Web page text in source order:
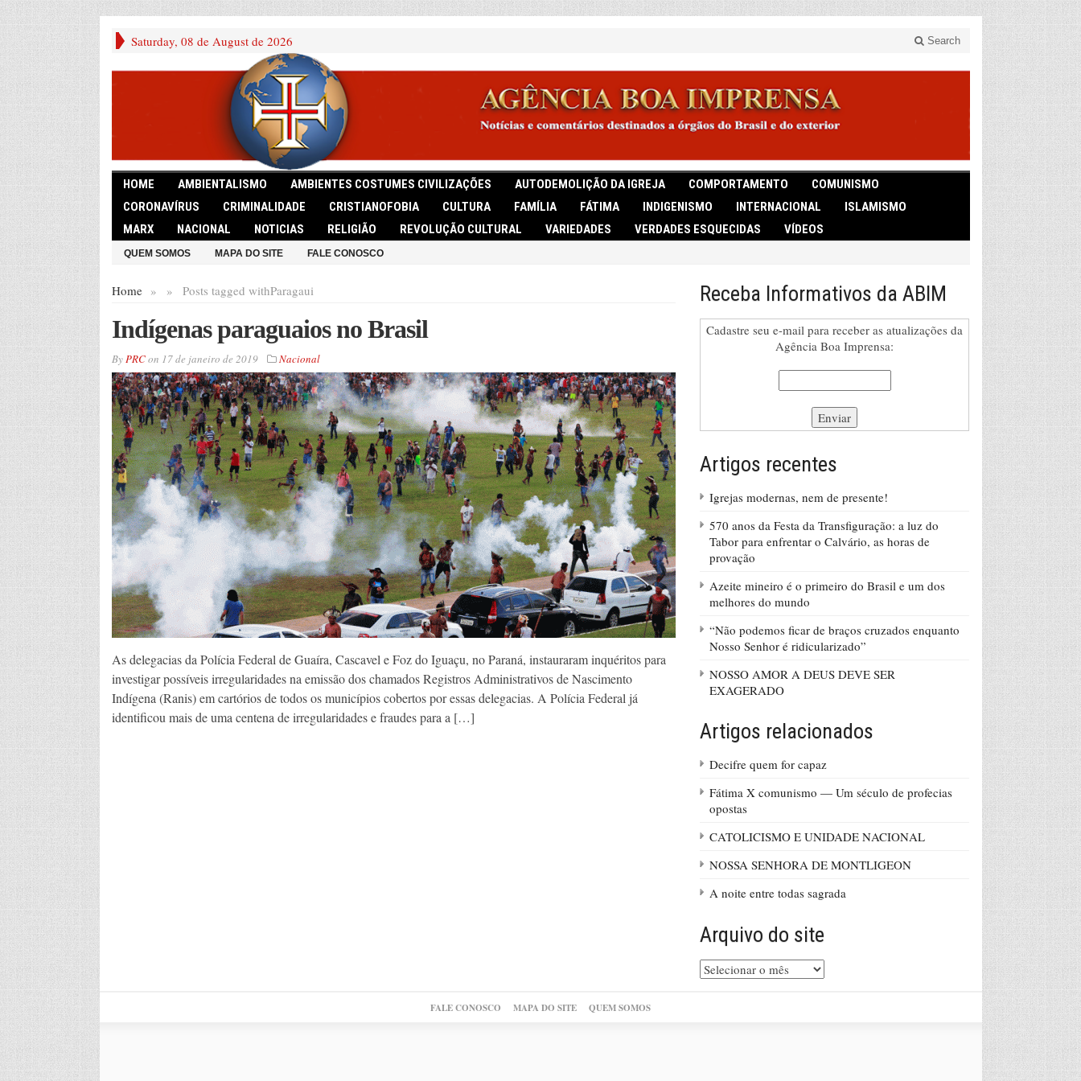
Saturday, 08 de August de 2026 Search
HOME AMBIENTALISMO AMBIENTES COSTUMES CIVILIZAÇÕES AUTODEMOLIÇÃO DA IGREJA COMPORTAMENTO
COMUNISMO
CORONAVÍRUS
CRIMINALIDADE CRISTIANOFOBIA CULTURA FAMÍLIA FÁTIMA INDIGENISMO INTERNACIONAL
ISLAMISMO
MARX
NACIONAL NOTICIAS RELIGIÃO REVOLUÇÃO CULTURAL VARIEDADES VERDADES ESQUECIDAS VÍDEOS
QUEM SOMOS MAPA DO SITE FALE CONOSCO
Home » Posts tagged with
» Paragaui
Indígenas paraguaios no Brasil
ByPRCon 17 de janeiro de 2019 Nacional
As delegacias da Polícia Federal de Guaíra, Cascavel e Foz do Iguaçu, no Paraná, instauraram inquéritos para
investigar possíveis irregularidades na emissão dos chamados Registros Administrativos de Nascimento
Indígena (Ranis) em cartórios de todos os municípios cobertos por essas delegacias. A Polícia Federal já
identificou mais de uma centena de irregularidades e fraudes para a […]
Receba Informativos da ABIM
Cadastre seu e-mail para receber as atualizações da
Agência Boa Imprensa:
Artigos recentes
Igrejas modernas, nem de presente!
570 anos da Festa da Transfiguração: a luz do
Tabor para enfrentar o Calvário, as horas de
provação
Azeite mineiro é o primeiro do Brasil e um dos
melhores do mundo
“Não podemos ficar de braços cruzados enquanto
Nosso Senhor é ridicularizado”
NOSSO AMOR A DEUS DEVE SER
EXAGERADO
Artigos relacionados
Decifre quem for capaz
Fátima X comunismo — Um século de profecias
opostas
CATOLICISMO E UNIDADE NACIONAL
NOSSA SENHORA DE MONTLIGEON
A noite entre todas sagrada
Arquivo do site
Arquivo
do
FALE CONOSCO MAPA DO SITE QUEM SOMOS